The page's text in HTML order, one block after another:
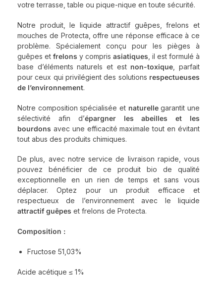
votre terrasse, table ou pique-nique en toute sécurité.
Notre produit, le liquide attractif guêpes, frelons et
mouches de Protecta, offre une réponse efficace à ce
problème. Spécialement conçu pour les pièges à
guêpes et frelons y compris asiatiques , il est formulé à
base d’éléments naturels et est non-toxique , parfait
pour ceux qui privilégient des solutions respectueuses
de l’environnement.
Notre composition spécialisée et naturellegarantit une
sélectivité afin d’épargner les abeilles et les
bourdons avec une efficacité maximale tout en évitant
tout abus des produits chimiques.
De plus, avec notre service de livraison rapide, vous
pouvez bénéficier de ce produit bio de qualité
exceptionnelle en un rien de temps et sans vous
déplacer. Optez pour un produit efficace et
respectueux de l’environnement avec le liquide
attractif guêpes et frelons de Protecta.
Composition :
Fructose 51,03%
Acide acétique ≤ 1%